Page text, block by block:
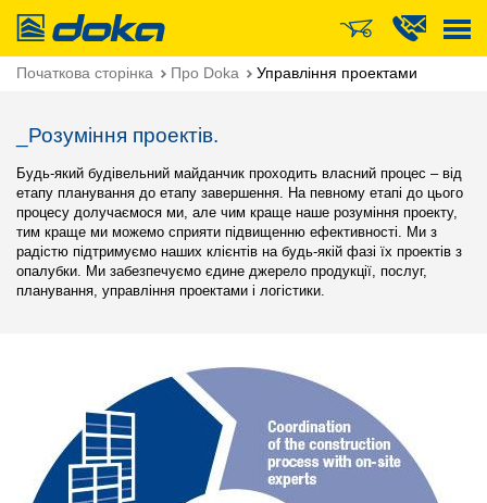
Doka
Початкова сторінка Про Doka Управління проектами
_Розуміння проектів.
Будь-який будівельний майданчик проходить власний процес – від
етапу планування до етапу завершення. На певному етапі до цього
процесу долучаємося ми, але чим краще наше розуміння проекту,
тим краще ми можемо сприяти підвищенню ефективності. Ми з
радістю підтримуємо наших клієнтів на будь-якій фазі їх проектів з
опалубки. Ми забезпечуємо єдине джерело продукції, послуг,
планування, управління проектами і логістики.